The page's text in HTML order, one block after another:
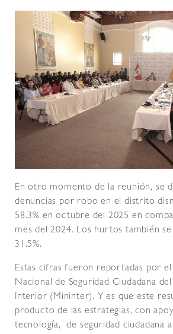
En otro momento de la reunión, se
denuncias por robo en el distrito
58.3% en octubre del 2025 en
mes del 2024. Los hurtos también
31.5%.
Estas cifras fueron reportadas por
Nacional de Seguridad Ciudadana
Interior (Mininter). Y es que este
producto de las estrategias, con
tecnología, de seguridad ciudadana